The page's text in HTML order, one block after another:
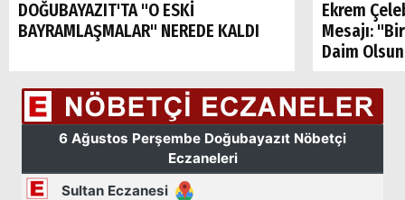
DOĞUBAYAZIT'TA "O ESKİ
BAYRAMLAŞMALAR" NEREDE KALDI
Ekrem
Mesajı:
Daim
Popüler
Aramalar:
Doğubayazıt